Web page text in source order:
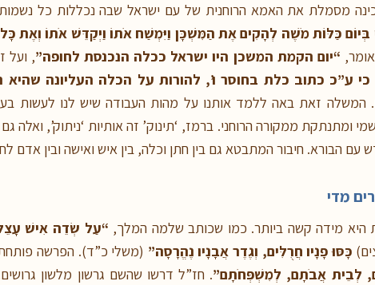
מסמלת את האמא הרוחנית של עם ישראל שבה נכללות כל
בְּיוֹם כַּלּוֹת מֹשֶׁה לְהָקִים אֶת הַמִּשְׁכָּן וַיִּמְשַׁח אֹתוֹ וַיְקַדֵּשׁ אֹתוֹ וְאֶת
“יום הקמת המשכן היו ישראל ככלה הנכנסת לחופה”, ועל
ע”כ כתוב כלת בחוסר ו’, להורות על הכלה העליונה
המשלה זאת באה ללמד אותנו על מהות העבודה שיש לנו לעשות
ומתנתקת ממקורה הרוחני. ברמז, ‘תינוק’ זה אותיות ‘ניתוק’, ואלה
עם הבורא. חיבור המתבטא גם בין חתן וכלה, בין איש ואישה ובין אדם
מדי
היא מידה קשה ביותר. כמו שכותב שלמה המלך, “עַל שְׂדֵה אִישׁ
כָּסּוּ פָנָיו חֲרֻלִּים, וְגֶדֶר אֲבָנָיו נֶהֱרָסָה” (משלי כ”ד). הפרשה
לְבֵית אֲבֹתָם, לְמִשְׁפְּחֹתָם”. חז”ל דרשו שהשם גרשון מלשון